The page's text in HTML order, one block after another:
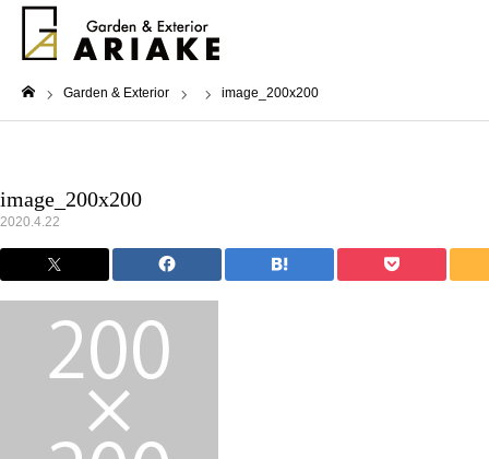
Garden & Exterior image_200x200
image_200x200
2020.4.22